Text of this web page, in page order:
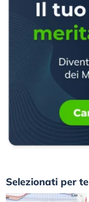
Selezionati per te